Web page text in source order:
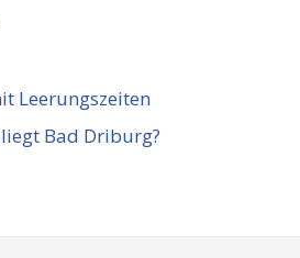
Leerungszeiten
Bad Driburg?